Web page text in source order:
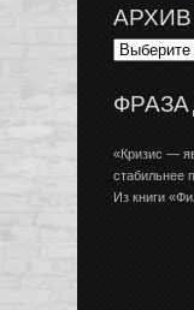
АРХИВ
«Кризис —
стабильнее
Из книги